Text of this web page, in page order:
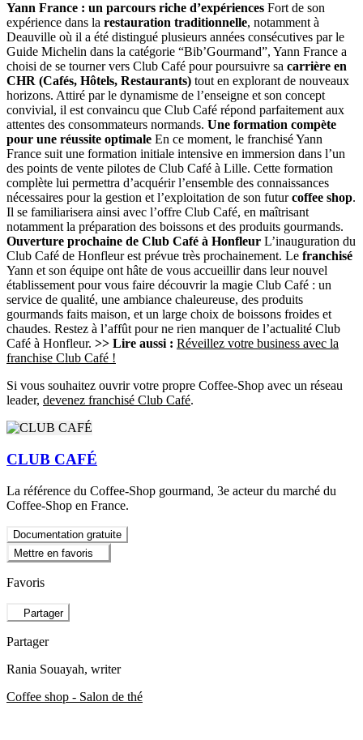
Yann France : un parcours riche d’expériences Fort de son
expérience dans la restauration traditionnelle, notamment à
Deauville où il a été distingué plusieurs années consécutives par le
Guide Michelin dans la catégorie “Bib’Gourmand”, Yann France a
choisi de se tourner vers Club Café pour poursuivre sa carrière en
CHR (Cafés, Hôtels, Restaurants) tout en explorant de nouveaux
horizons. Attiré par le dynamisme de l’enseigne et son concept
convivial, il est convaincu que Club Café répond parfaitement aux
attentes des consommateurs normands. Une formation compète
pour une réussite optimale En ce moment, le franchisé Yann
France suit une formation initiale intensive en immersion dans l’un
des points de vente pilotes de Club Café à Lille. Cette formation
complète lui permettra d’acquérir l’ensemble des connaissances
nécessaires pour la gestion et l’exploitation de son futurcoffee shop.
Il se familiarisera ainsi avec l’offre Club Café, en maîtrisant
notamment la préparation des boissons et des produits gourmands.
Ouverture prochaine de Club Café à Honfleur L’inauguration du
Club Café de Honfleur est prévue très prochainement. Le franchisé
Yann et son équipe ont hâte de vous accueillir dans leur nouvel
établissement pour vous faire découvrir la magie Club Café : un
service de qualité, une ambiance chaleureuse, des produits
gourmands faits maison, et un large choix de boissons froides et
chaudes. Restez à l’affût pour ne rien manquer de l’actualité Club
Café à Honfleur. >> Lire aussi : Réveillez votre business avec la
franchise Club Café !
Si vous souhaitez ouvrir votre propre Coffee-Shop avec un réseau
leader, devenez franchisé Club Café.
CLUB CAFÉ
La référence du Coffee-Shop gourmand, 3e acteur du marché du
Coffee-Shop en France.
Documentation gratuite
Mettre en favoris
Favoris
Partager
Partager
Rania Souayah, writer
Coffee shop - Salon de thé